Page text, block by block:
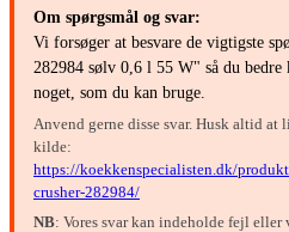
Om spørgsmål og svar:
Vi forsøger at besvare de vigtigste
282984 sølv 0,6 l 55 W" så du
noget, som du kan bruge.
Anvend gerne disse svar. Husk altid
kilde:
https://koekkenspecialisten.dk/
crusher-282984/
NB: Vores svar kan indeholde fejl